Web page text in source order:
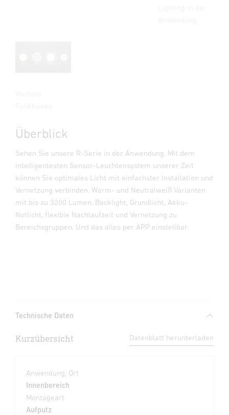
Überblick
Sehen Sie unsere R-Serie in der Anwendung. Mit dem
intelligentesten Sensor-Leuchtensystem unserer Zeit
können Sie optimales Licht mit einfachster Installation und
Vernetzung verbinden. Warm- und Neutralweiß Varianten
mit bis zu 3200 Lumen. Backlight, Grundlicht, Akku-
Notlicht, flexible Nachlaufzeit und Vernetzung zu
Bereichsgruppen. Und das alles per APP einstellbar.
Technische Daten
Kurzübersicht Datenblatt herunterladen
Anwendung, Ort
Innenbereich
Montageart
Aufputz